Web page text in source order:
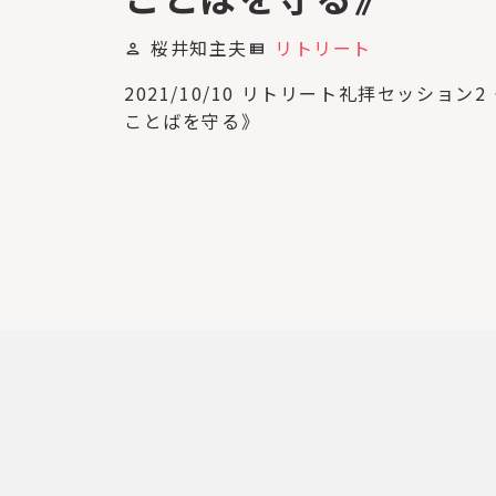
person 桜井知主夫 view_list
リトリート
2021/10/10 リトリート礼拝セッション2
ことばを守る》